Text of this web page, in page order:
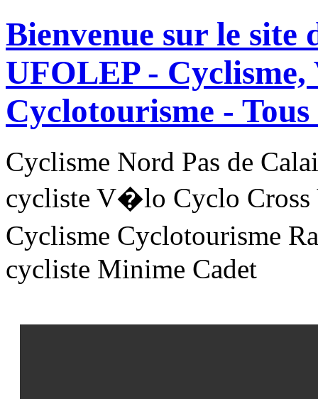
Bienvenue sur le site
UFOLEP -
Cyclotourisme -
Cyclisme Nord Pas de
cycliste V�lo Cyclo Cross
Cyclisme Cyclotourisme
cycliste Minime Cadet